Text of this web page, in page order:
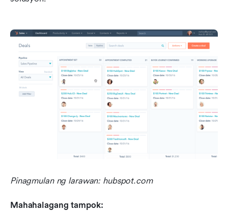
Pinagmulan ng larawan: hubspot.com
Mahahalagang tampok: